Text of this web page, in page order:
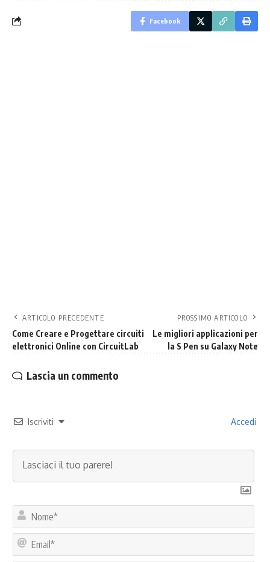
Facebook
ARTICOLO PRECEDENTE
Come Creare e Progettare circuiti
elettronici Online con CircuitLab
PROSSIMO ARTICOLO
Le migliori applicazioni per
la S Pen su Galaxy Note
Lascia un commento
Iscriviti Accedi